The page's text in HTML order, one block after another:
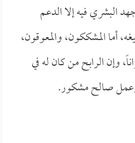
البشري فيه إلا الدعم
أما المشككون، والمعوقون،
وإن الرابح من كان له في
وعمل صالح مشكور.